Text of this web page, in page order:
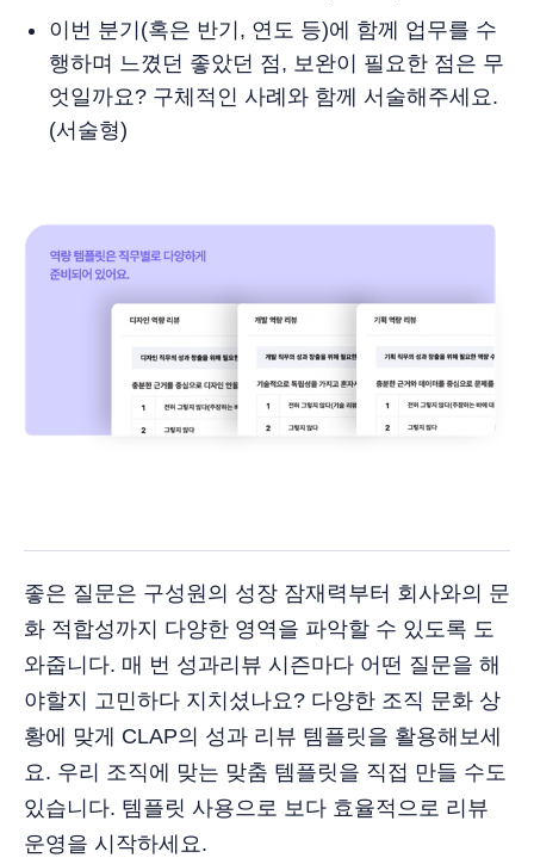
이번 분기(혹은 반기, 연도 등)에 함께 업무를 수
행하며 느꼈던 좋았던 점, 보완이 필요한 점은 무
엇일까요? 구체적인 사례와 함께 서술해주세요.
(서술형)
좋은 질문은 구성원의 성장 잠재력부터 회사와의 문
화 적합성까지 다양한 영역을 파악할 수 있도록 도
와줍니다. 매 번 성과리뷰 시즌마다 어떤 질문을 해
야할지 고민하다 지치셨나요? 다양한 조직 문화 상
황에 맞게 CLAP의 성과 리뷰 템플릿을 활용해보세
요. 우리 조직에 맞는 맞춤 템플릿을 직접 만들 수도
있습니다. 템플릿 사용으로 보다 효율적으로 리뷰
운영을 시작하세요.